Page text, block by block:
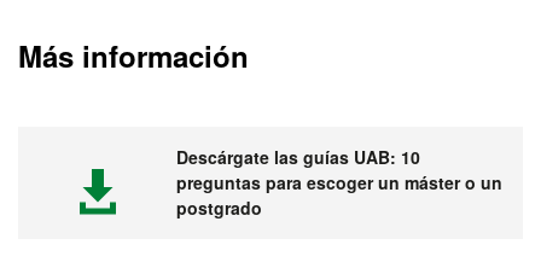
Más información
Descárgate las guías UAB: 10
preguntas para escoger un máster o un
postgrado